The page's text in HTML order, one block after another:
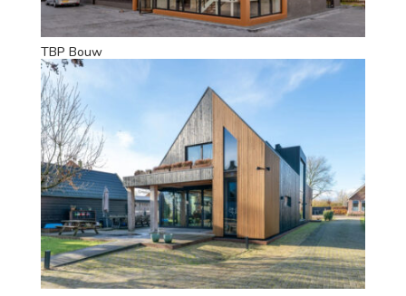
TBP Bouw